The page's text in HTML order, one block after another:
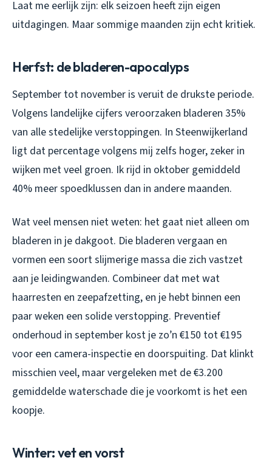
Laat me eerlijk zijn: elk seizoen heeft zijn eigen
uitdagingen. Maar sommige maanden zijn echt kritiek.
Herfst: de bladeren-apocalyps
September tot november is veruit de drukste periode.
Volgens landelijke cijfers veroorzaken bladeren 35%
van alle stedelijke verstoppingen. In Steenwijkerland
ligt dat percentage volgens mij zelfs hoger, zeker in
wijken met veel groen. Ik rijd in oktober gemiddeld
40% meer spoedklussen dan in andere maanden.
Wat veel mensen niet weten: het gaat niet alleen om
bladeren in je dakgoot. Die bladeren vergaan en
vormen een soort slijmerige massa die zich vastzet
aan je leidingwanden. Combineer dat met wat
haarresten en zeepafzetting, en je hebt binnen een
paar weken een solide verstopping. Preventief
onderhoud in september kost je zo’n €150 tot €195
voor een camera-inspectie en doorspuiting. Dat klinkt
misschien veel, maar vergeleken met de €3.200
gemiddelde waterschade die je voorkomt is het een
koopje.
Winter: vet en vorst